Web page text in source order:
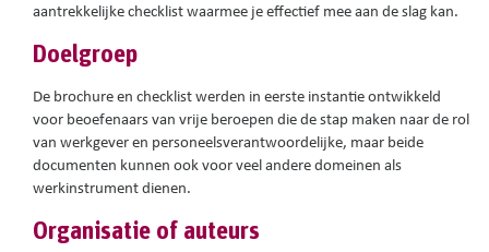
aantrekkelijke checklist waarmee je effectief mee aan de slag kan.
Doelgroep
De brochure en checklist werden in eerste instantie ontwikkeld
voor beoefenaars van vrije beroepen die de stap maken naar de rol
van werkgever en personeelsverantwoordelijke, maar beide
documenten kunnen ook voor veel andere domeinen als
werkinstrument dienen.
Organisatie of auteurs